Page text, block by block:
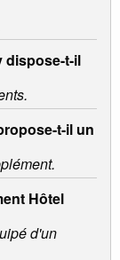
dispose-t-il
t-il un
Hôtel
d'un